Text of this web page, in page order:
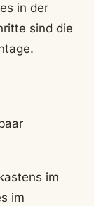
in der
sind die
im
im